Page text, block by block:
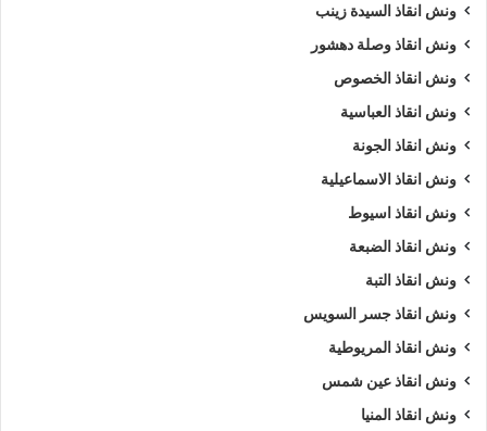
ونش انقاذ السيدة زينب
ونش انقاذ وصلة دهشور
ونش انقاذ الخصوص
ونش انقاذ العباسية
ونش انقاذ الجونة
ونش انقاذ الاسماعيلية
ونش انقاذ اسيوط
ونش انقاذ الضبعة
ونش انقاذ التبة
ونش انقاذ جسر السويس
ونش انقاذ المريوطية
ونش انقاذ عين شمس
ونش انقاذ المنيا